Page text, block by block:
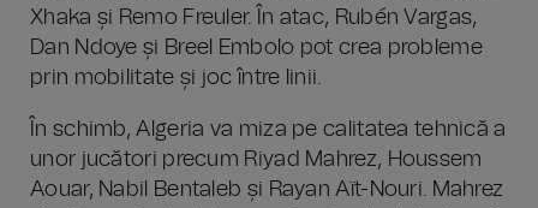
Xhaka și Remo Freuler. În atac, Rubén Vargas,
Dan Ndoye și Breel Embolo pot crea probleme
prin mobilitate și joc între linii.
În schimb, Algeria va miza pe calitatea tehnică a
unor jucători precum Riyad Mahrez, Houssem
Aouar, Nabil Bentaleb și Rayan Aït-Nouri. Mahrez